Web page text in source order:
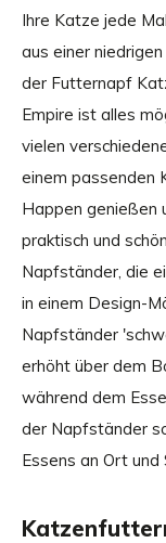
Ihre Katze jede
aus einer
der Futternapf
Empire ist alles
vielen
einem passenden
Happen genießen
praktisch und
Napfständer, die
in einem Design-
Napfständer
erhöht über dem
während dem
der Napfständer
Essens an Ort